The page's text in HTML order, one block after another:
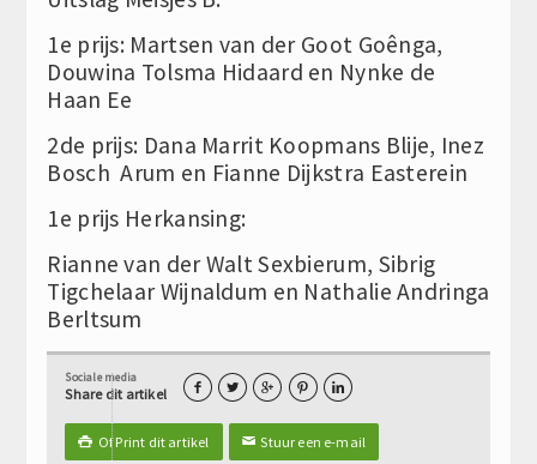
1e prijs: Martsen van der Goot Goênga,
Douwina Tolsma Hidaard en Nynke de
Haan Ee
2de prijs: Dana Marrit Koopmans Blije, Inez
Bosch Arum en Fianne Dijkstra Easterein
1e prijs Herkansing:
Rianne van der Walt Sexbierum, Sibrig
Tigchelaar Wijnaldum en Nathalie Andringa
Berltsum
Sociale media
Share dit artikel     
 Of Print dit artikel ✉Stuur een e-mail